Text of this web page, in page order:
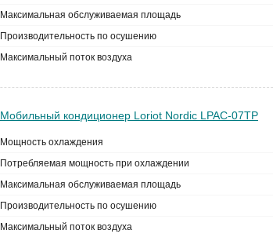
Максимальная обслуживаемая площадь
Производительность по осушению
Максимальный поток воздуха
Мобильный кондиционер Loriot Nordic LPAC-07TP
Мощность охлаждения
Потребляемая мощность при охлаждении
Максимальная обслуживаемая площадь
Производительность по осушению
Максимальный поток воздуха